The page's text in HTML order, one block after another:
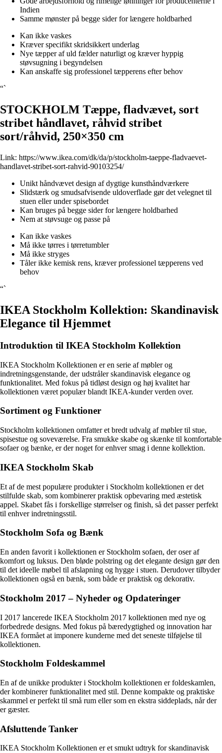
Indien
Samme mønster på begge sider for længere holdbarhed
Kan ikke vaskes
Kræver specifikt skridsikkert underlag
Nye tæpper af uld fælder naturligt og kræver hyppig
støvsugning i begyndelsen
Kan anskaffe sig professionel tæpperens efter behov
“`
STOCKHOLM Tæppe, fladvævet, sort
stribet håndlavet, råhvid stribet
sort/råhvid, 250×350 cm
Link: https://www.ikea.com/dk/da/p/stockholm-taeppe-fladvaevet-
handlavet-stribet-sort-rahvid-90103254/
Unikt håndvævet design af dygtige kunsthåndværkere
Slidstærk og smudsafvisende uldoverflade gør det velegnet til
stuen eller under spisebordet
Kan bruges på begge sider for længere holdbarhed
Nem at støvsuge og passe på
Kan ikke vaskes
Må ikke tørres i tørretumbler
Må ikke stryges
Tåler ikke kemisk rens, kræver professionel tæpperens ved
behov
“`
IKEA Stockholm Kollektion: Skandinavisk
Elegance til Hjemmet
Introduktion til IKEA Stockholm Kollektion
IKEA Stockholm Kollektionen er en serie af møbler og
indretningsgenstande, der udstråler skandinavisk elegance og
funktionalitet. Med fokus på tidløst design og høj kvalitet har
kollektionen været populær blandt IKEA-kunder verden over.
Sortiment og Funktioner
Stockholm kollektionen omfatter et bredt udvalg af møbler til stue,
spisestue og soveværelse. Fra smukke skabe og skænke til komfortable
sofaer og bænke, er der noget for enhver smag i denne kollektion.
IKEA Stockholm Skab
Et af de mest populære produkter i Stockholm kollektionen er det
stilfulde skab, som kombinerer praktisk opbevaring med æstetisk
appel. Skabet fås i forskellige størrelser og finish, så det passer perfekt
til enhver indretningsstil.
Stockholm Sofa og Bænk
En anden favorit i kollektionen er Stockholm sofaen, der oser af
komfort og luksus. Den bløde polstring og det elegante design gør den
til det ideelle møbel til afslapning og hygge i stuen. Derudover tilbyder
kollektionen også en bænk, som både er praktisk og dekorativ.
Stockholm 2017 – Nyheder og Opdateringer
I 2017 lancerede IKEA Stockholm 2017 kollektionen med nye og
forbedrede designs. Med fokus på bæredygtighed og innovation har
IKEA formået at imponere kunderne med det seneste tilføjelse til
kollektionen.
Stockholm Foldeskammel
En af de unikke produkter i Stockholm kollektionen er foldeskamlen,
der kombinerer funktionalitet med stil. Denne kompakte og praktiske
skammel er perfekt til små rum eller som en ekstra siddeplads, når der
er gæster.
Afsluttende Tanker
IKEA Stockholm Kollektionen er et smukt udtryk for skandinavisk